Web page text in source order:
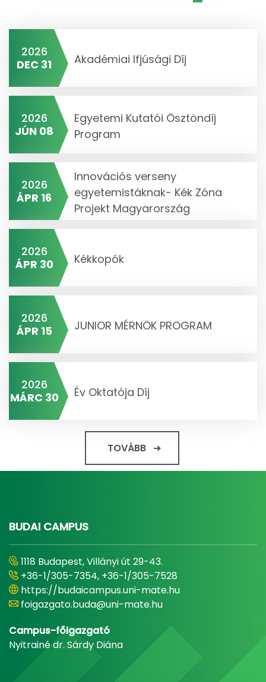
2026
DEC 31
Akadémiai Ifjúsági Díj
2026
JÚN 08
Egyetemi Kutatói Ösztöndíj
Program
2026
ÁPR 16
Innovációs verseny
egyetemistáknak- Kék Zóna
Projekt Magyarország
2026
ÁPR 30
Kékkopók
2026
ÁPR 15
JUNIOR MÉRNÖK PROGRAM
2026
MÁRC 30
Év Oktatója Díj
TOVÁBB
BUDAI CAMPUS
1118 Budapest, Villányi út 29-43.
+36-1/305-7354, +36-1/305-7528
https://budaicampus.uni-mate.hu
foigazgato.buda@uni-mate.hu
Campus-főigazgató
Nyitrainé dr. Sárdy Diána